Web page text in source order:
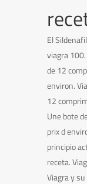
El
viagra
de 12
environ.
12
Une bote
prix d
principio
receta.
Viagra y